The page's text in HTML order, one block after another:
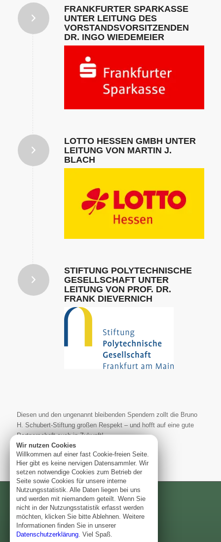
FRANKFURTER SPARKASSE
UNTER LEITUNG DES
VORSTANDSVORSITZENDEN
DR. INGO WIEDEMEIER
LOTTO HESSEN GMBH UNTER
LEITUNG VON MARTIN J.
BLACH
STIFTUNG POLYTECHNISCHE
GESELLSCHAFT UNTER
LEITUNG VON PROF. DR.
FRANK DIEVERNICH
Diesen und den ungenannt bleibenden Spendern zollt die Bruno
H. Schubert-Stiftung großen Respekt – und hofft auf eine gute
Partnerschaft auch in Zukunft!
Impressum
Datenschutz
Wir nutzen Cookies
Willkommen auf einer fast Cookie-freien Seite.
Hier gibt es keine nervigen Datensammler. Wir
setzen notwendige Cookies zum Betrieb der
Seite sowie Cookies für unsere interne
Nutzungsstatistik. Alle Daten liegen bei uns
und werden mit niemandem geteilt. Wenn Sie
nicht in der Nutzungsstatistik erfasst werden
möchten, klicken Sie bitte Ablehnen. Weitere
Informationen finden Sie in unserer
Datenschutzerklärung. Viel Spaß.